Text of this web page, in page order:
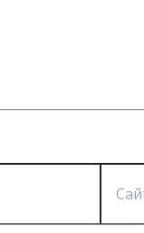
Сайт